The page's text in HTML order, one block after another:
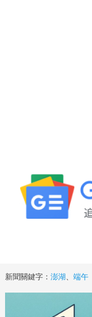
新聞關鍵字： 澎湖 端午